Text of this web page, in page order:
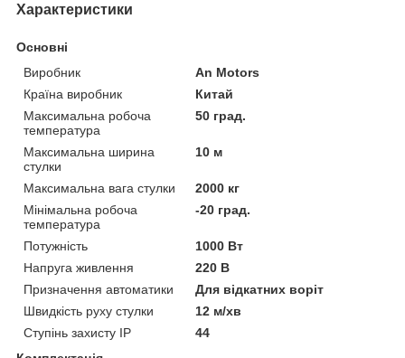
Характеристики
Основні
Виробник
An Motors
Країна виробник
Китай
Максимальна робоча
температура
50 град.
Максимальна ширина
стулки
10 м
Максимальна вага стулки
2000 кг
Мінімальна робоча
температура
-20 град.
Потужність
1000 Вт
Напруга живлення
220 В
Призначення автоматики
Для відкатних воріт
Швидкість руху стулки
12 м/хв
Ступінь захисту IP
44